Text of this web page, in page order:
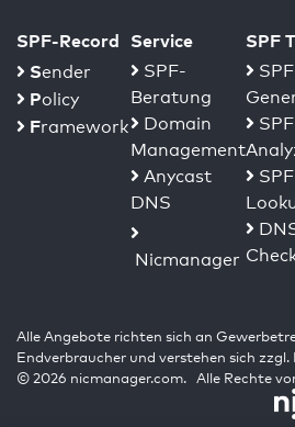
SPF-Record
Sender
Policy
Framework
Service
SPF-
Beratung
Domain
Management
Anycast
DNS
Nicmanager
SPF
SPF
SPF
SPF
Alle Angebote richten sich an
Endverbraucher und verstehen sich
© 2026 nicmanager.com. Alle Rechte